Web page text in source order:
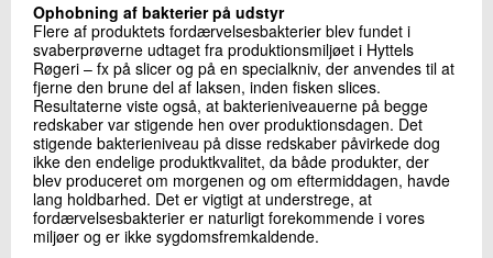
Ophobning af bakterier på udstyr
Flere af produktets fordærvelsesbakterier blev fundet i
svaberprøverne udtaget fra produktionsmiljøet i Hyttels
Røgeri – fx på slicer og på en specialkniv, der anvendes til at
fjerne den brune del af laksen, inden fisken slices.
Resultaterne viste også, at bakterieniveauerne på begge
redskaber var stigende hen over produktionsdagen. Det
stigende bakterieniveau på disse redskaber påvirkede dog
ikke den endelige produktkvalitet, da både produkter, der
blev produceret om morgenen og om eftermiddagen, havde
lang holdbarhed. Det er vigtigt at understrege, at
fordærvelsesbakterier er naturligt forekommende i vores
miljøer og er ikke sygdomsfremkaldende.